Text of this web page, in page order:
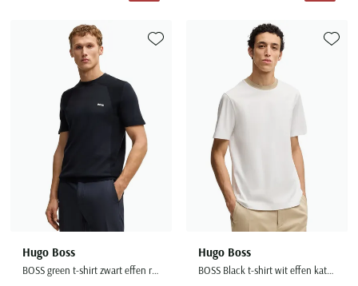
Hugo Boss
BOSS green t-shirt zwart effen ronde hals
Toevoegen aan favorieten
Hugo Boss
BOSS Black t-shirt wit effen katoen